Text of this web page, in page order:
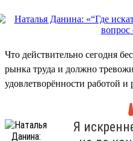
Что действительно сегодня
рынка труда и должно
удовлетворённости работой и
Я